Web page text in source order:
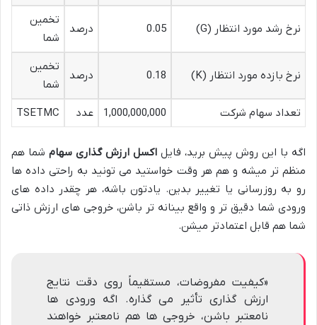
نرخ رشد مورد انتظار (G) 0.05 درصد
تخمین
شما
نرخ بازده مورد انتظار (K) 0.18 درصد
تخمین
شما
تعداد سهام شرکت
1,000,000,000 عدد TSETMC
اگه با این روش پیش برید، فایل اکسل ارزش گذاری سهام شما هم
منظم تر میشه و هم هر وقت خواستید می تونید به راحتی داده ها
رو به روزرسانی یا تغییر بدین. یادتون باشه، هر چقدر داده های
ورودی شما دقیق تر و واقع بینانه تر باشن، خروجی های ارزش ذاتی
شما هم قابل اعتمادتر میشن.
«کیفیت مفروضات، مستقیماً روی دقت نتایج
ارزش گذاری تأثیر می گذاره. اگه ورودی ها
نامعتبر باشن، خروجی ها هم نامعتبر خواهند